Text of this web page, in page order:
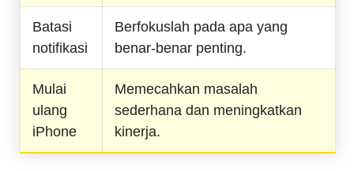
Batasi
notifikasi
Berfokuslah pada apa yang
benar-benar penting.
Mulai
ulang
iPhone
Memecahkan masalah
sederhana dan meningkatkan
kinerja.